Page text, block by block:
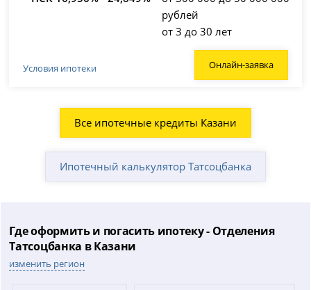
рублей
от 3 до 30 лет
Условия ипотеки Онлайн-заявка
Все ипотечные кредиты Казани
Ипотечный калькулятор Татсоцбанка
Где оформить и погасить ипотеку - Отделения
Татсоцбанка в Казани
изменить регион